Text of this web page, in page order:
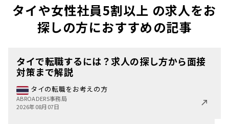
タイや女性社員5割以上 の求人をお
探しの方におすすめの記事
タイで転職するには？求人の探し方から面接
対策まで解説
タイの転職をお考えの方
ABROADERS事務局
2026年08月07日